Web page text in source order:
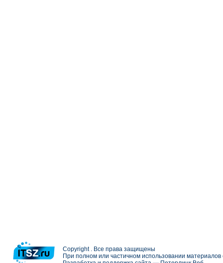
Copyright . Все права защищены
При полном или частичном использовании